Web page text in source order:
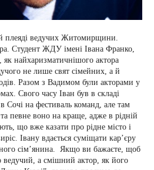
плеяді ведучих Житомирщини.
Студент ЖДУ імені Івана Франко,
як найхаризматичнішого актора
не лише свят сімейних, а й
Разом з Вадимом були акторами у
Свого часу Іван був в складі
Сочі на фестиваль команд, але там
певне воно на краще, адже в рідній
що вже казати про рідне місто і
Івану вдається суміщати кар’єру
сім’янина. Якщо ви бажаєте, щоб
ведучий, а смішний актор, як його